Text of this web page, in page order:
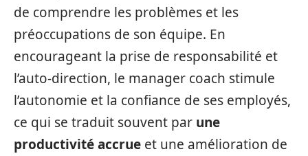
de comprendre les problèmes et les
préoccupations de son équipe. En
encourageant la prise de responsabilité et
l’auto-direction, le manager coach stimule
l’autonomie et la confiance de ses employés,
ce qui se traduit souvent par une
productivité accrue et une amélioration de